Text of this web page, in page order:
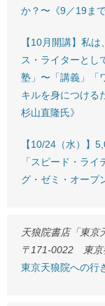
か？〜《9／19ま
【10月開講】私
ス・ライターとし
塾」〜「講義」「
キルを身につける
杉山直隆氏》
【10/24（水）】
「スピード・ラ
グ・ゼミ・オープ
天狼院書店「東京
〒171-0022 東京
東京天狼院への行